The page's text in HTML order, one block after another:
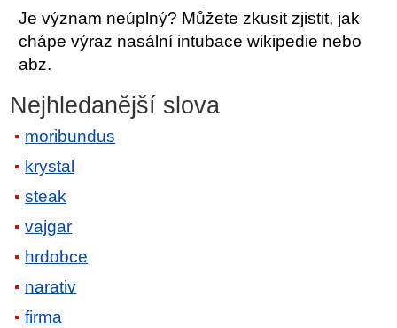
Je význam neúplný? Můžete zkusit zjistit, jak
chápe výraz nasální intubace wikipedie nebo
abz.
Nejhledanější slova
moribundus
krystal
steak
vajgar
hrdobce
narativ
firma